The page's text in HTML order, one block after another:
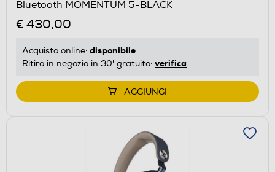
Bluetooth MOMENTUM 5-BLACK
€ 430,00
Acquisto online: disponibile
Ritiro in negozio in 30' gratuito: verifica
AGGIUNGI